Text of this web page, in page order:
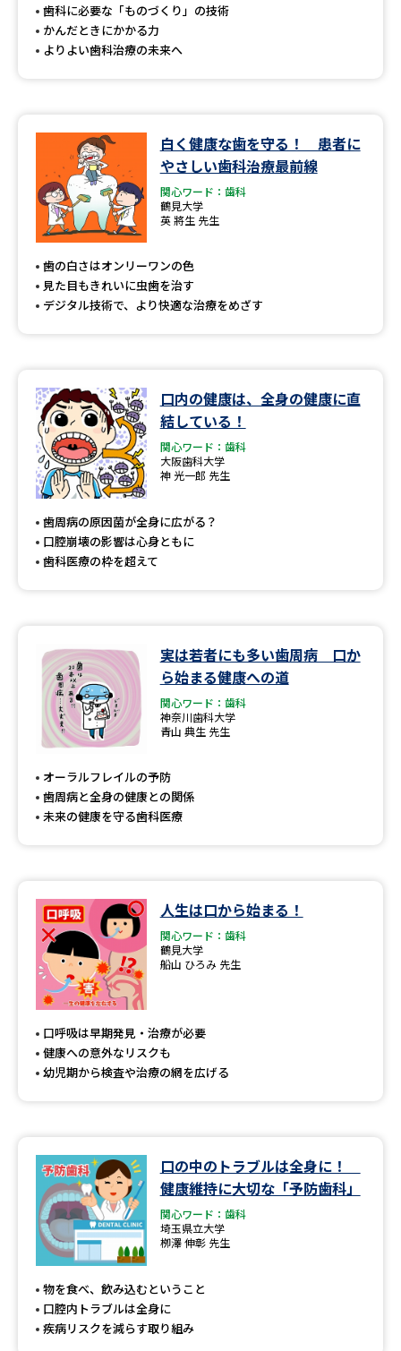
学問発見
学問のミニ講義「夢ナビ講義」 学問分野解説
学問の教科書 夢ナビライブ
Ｑ＆Ａ よくあるご質問 大学進学IDについて
テレメール
お支払いサイト
個人情報取扱規定
特定商取引表記
テレメール進学カタログ
訂正のご案内
歯科に必要な「ものづくり」の技術
かんだときにかかる力
よりよい歯科治療の未来へ
白く健康な歯を守る！ 患者に
やさしい歯科治療最前線
関心ワード：歯科
鶴見大学
英 將生 先生
歯の白さはオンリーワンの色
見た目もきれいに虫歯を治す
デジタル技術で、より快適な治療をめざす
口内の健康は、全身の健康に直
結している！
関心ワード：歯科
大阪歯科大学
神 光一郎 先生
歯周病の原因菌が全身に広がる？
口腔崩壊の影響は心身ともに
歯科医療の枠を超えて
実は若者にも多い歯周病 口か
ら始まる健康への道
関心ワード：歯科
神奈川歯科大学
青山 典生 先生
オーラルフレイルの予防
歯周病と全身の健康との関係
未来の健康を守る歯科医療
人生は口から始まる！
関心ワード：歯科
鶴見大学
船山 ひろみ 先生
口呼吸は早期発見・治療が必要
健康への意外なリスクも
幼児期から検査や治療の網を広げる
口の中のトラブルは全身に！
健康維持に大切な「予防歯科」
関心ワード：歯科
埼玉県立大学
栁澤 伸彰 先生
物を食べ、飲み込むということ
口腔内トラブルは全身に
疾病リスクを減らす取り組み